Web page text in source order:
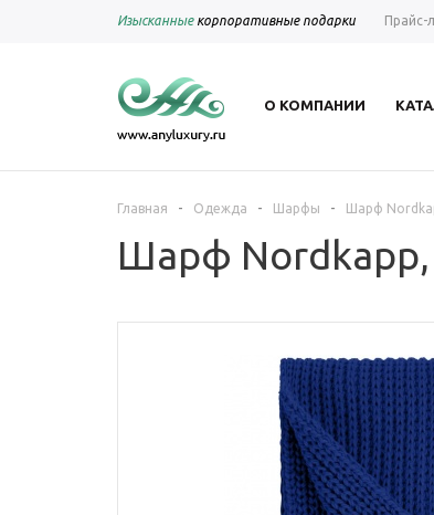
Изысканныекорпоративные подарки Прайс-
О КОМПАНИИ
Главная - Одежда - Шарфы - Шарф
Шарф Nordkapp,